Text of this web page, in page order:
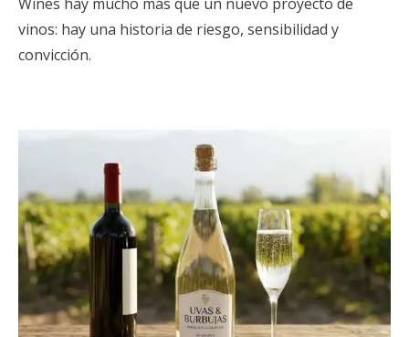
Wines hay mucho más que un nuevo proyecto de
vinos: hay una historia de riesgo, sensibilidad y
convicción.